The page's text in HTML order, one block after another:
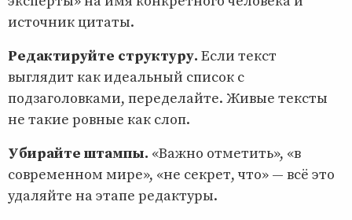
источник цитаты.
Редактируйте структуру. Если текст
выглядит как идеальный список с
подзаголовками, переделайте. Живые тексты
не такие ровные как слоп.
Убирайте штампы. «Важно отметить», «в
современном мире», «не секрет, что» — всё это
удаляйте на этапе редактуры.